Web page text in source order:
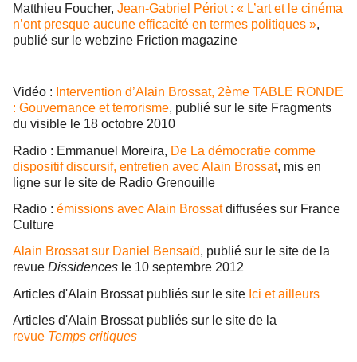
Matthieu Foucher, Jean-Gabriel Périot : « L’art et le cinéma
n’ont presque aucune efficacité en termes politiques »,
publié sur le webzine Friction magazine
Vidéo : Intervention d’Alain Brossat, 2ème TABLE RONDE
: Gouvernance et terrorisme, publié sur le site Fragments
du visible le 18 octobre 2010
Radio : Emmanuel Moreira, De La démocratie comme
dispositif discursif, entretien avec Alain Brossat, mis en
ligne sur le site de Radio Grenouille
Radio : émissions avec Alain Brossatdiffusées sur France
Culture
Alain Brossat sur Daniel Bensaïd, publié sur le site de la
revue Dissidences le 10 septembre 2012
Articles d'Alain Brossat publiés sur le site Ici et ailleurs
Articles d'Alain Brossat publiés sur le site de la
revue Temps critiques